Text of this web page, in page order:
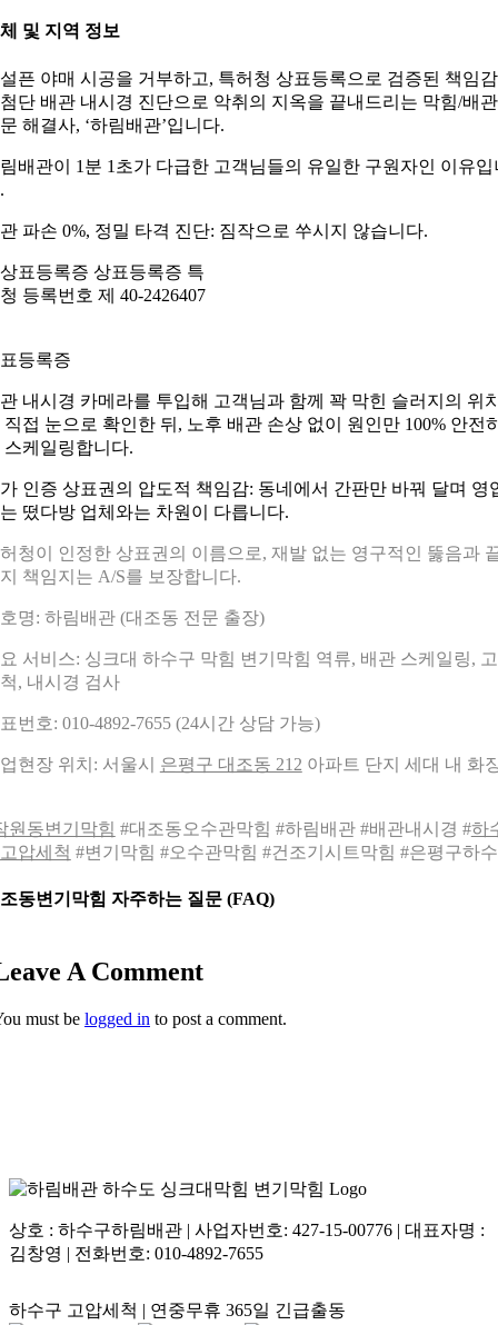
및 지역 정보
픈 야매 시공을 거부하고, 특허청 상표등록으로 검증된 책임
단 배관 내시경 진단으로 악취의 지옥을 끝내드리는 막힘/배관
해결사, ‘하림배관’입니다.
배관이 1분 1초가 다급한 고객님들의 유일한 구원자인 이유입
파손 0%, 정밀 타격 진단: 짐작으로 쑤시지 않습니다.
등록증
내시경 카메라를 투입해 고객님과 함께 꽉 막힌 슬러지의 위
직접 눈으로 확인한 뒤, 노후 배관 손상 없이 원인만 100% 안전
스케일링합니다.
인증 상표권의 압도적 책임감: 동네에서 간판만 바꿔 달며 영
떴다방 업체와는 차원이 다릅니다.
청이 인정한 상표권의 이름으로, 재발 없는 영구적인 뚫음과
책임지는 A/S를 보장합니다.
명: 하림배관 (대조동 전문 출장)
서비스: 싱크대 하수구 막힘 변기막힘 역류, 배관 스케일링,
, 내시경 검사
번호: 010-4892-7655 (24시간 상담 가능)
현장 위치: 서울시 은평구 대조동 212 아파트 단지 세대 내 화
원동변기막힘 #대조동오수관막힘 #하림배관 #배관내시경 #하
압세척 #변기막힘 #오수관막힘 #건조기시트막힘 #은평구하
동변기막힘 자주하는 질문 (FAQ)
A Comment
must be logged in to post a comment.
상호 : 하수구하림배관 | 사업자번호: 427-15-00776 | 대표자명 :
김창영 | 전화번호: 010-4892-7655
하수구 고압세척 | 연중무휴 365일 긴급출동